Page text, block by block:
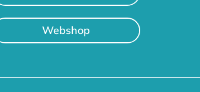
Webshop